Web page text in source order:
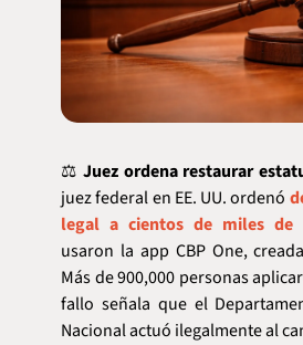
⚖️ Juez ordena restaurar
juez federal en EE. UU. ordenó
legal a cientos de miles de
usaron la app CBP One,
Más de 900,000 personas
fallo señala que el
Nacional actuó ilegalmente al